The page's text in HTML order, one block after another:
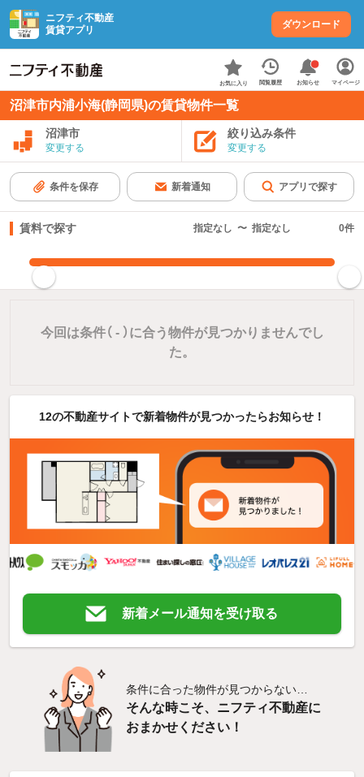
ニフティ不動産
賃貸アプリ
ダウンロード
お気に入り 閲覧履歴 お知らせ マイページ
沼津市内浦小海(静岡県)の賃貸物件一覧
沼津市
変更する
絞り込み条件
変更する
条件を保存 新着通知 アプリで探す
賃料で探す 指定なし 〜 指定なし 0件
今回は条件（ -）に合う物件が見つかりませんでし
た。
12の不動産サイトで新着物件が見つかったらお知らせ！
新着メール通知を受け取る
条件に合った物件が見つからない…
そんな時こそ、ニフティ不動産に
おまかせください！